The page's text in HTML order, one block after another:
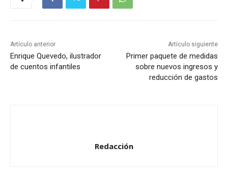
Artículo anterior
Enrique Quevedo, ilustrador
de cuentos infantiles
Artículo siguiente
Primer paquete de medidas
sobre nuevos ingresos y
reducción de gastos
Redacción